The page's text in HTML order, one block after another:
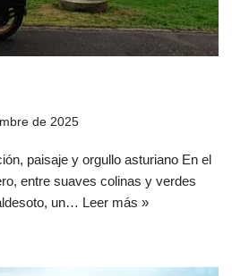
de 2025
paisaje y orgullo asturiano En el
entre suaves colinas y verdes
un… Leer más »